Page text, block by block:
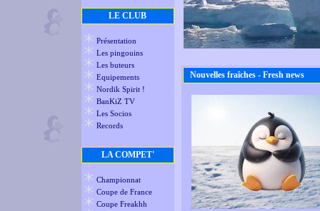
LE CLUB
Présentation
Les pingouins
Les buteurs
Equipements
Nordik Spirit !
BanKiZ TV
Les Socios
Records
LA COMPET'
Championnat
Coupe de France
Coupe Freakhh
Nouvelles fraîches - Fresh news